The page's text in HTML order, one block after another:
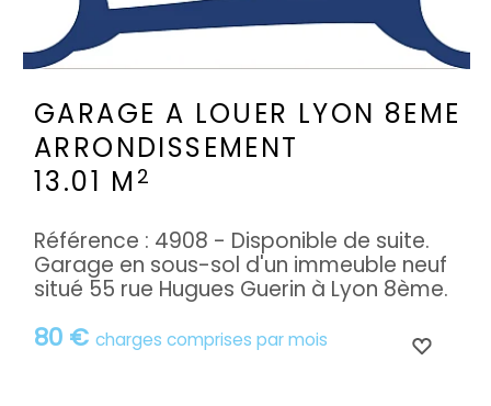
GARAGE A LOUER LYON 8EME
ARRONDISSEMENT
13.01 M 2
80 € charges comprises par mois
Référence : 4908 - Disponible de suite.
Garage en sous-sol d'un immeuble neuf
situé 55 rue Hugues Guerin à Lyon 8ème.